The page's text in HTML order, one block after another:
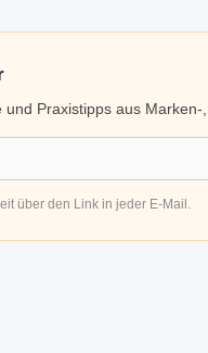
Praxistipps aus
über den Link in jeder E-Mail.